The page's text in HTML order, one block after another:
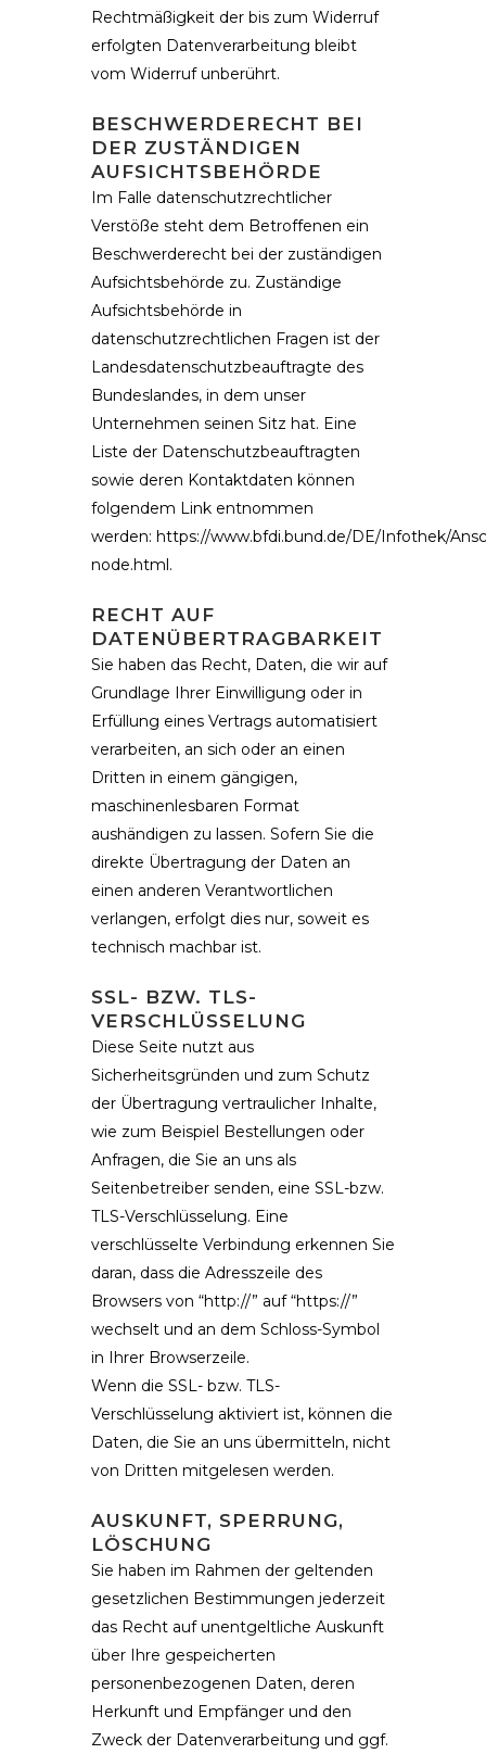
Rechtmäßigkeit der bis zum Widerruf
erfolgten Datenverarbeitung bleibt
vom Widerruf unberührt.
BESCHWERDERECHT BEI
DER ZUSTÄNDIGEN
AUFSICHTSBEHÖRDE
Im Falle datenschutzrechtlicher
Verstöße steht dem Betroffenen ein
Beschwerderecht bei der zuständigen
Aufsichtsbehörde zu. Zuständige
Aufsichtsbehörde in
datenschutzrechtlichen Fragen ist der
Landesdatenschutzbeauftragte des
Bundeslandes, in dem unser
Unternehmen seinen Sitz hat. Eine
Liste der Datenschutzbeauftragten
sowie deren Kontaktdaten können
folgendem Link entnommen
werden: https://www.bfdi.bund.de/DE/Infothek/
node.html.
RECHT AUF
DATENÜBERTRAGBARKEIT
Sie haben das Recht, Daten, die wir auf
Grundlage Ihrer Einwilligung oder in
Erfüllung eines Vertrags automatisiert
verarbeiten, an sich oder an einen
Dritten in einem gängigen,
maschinenlesbaren Format
aushändigen zu lassen. Sofern Sie die
direkte Übertragung der Daten an
einen anderen Verantwortlichen
verlangen, erfolgt dies nur, soweit es
technisch machbar ist.
SSL- BZW. TLS-
VERSCHLÜSSELUNG
Diese Seite nutzt aus
Sicherheitsgründen und zum Schutz
der Übertragung vertraulicher Inhalte,
wie zum Beispiel Bestellungen oder
Anfragen, die Sie an uns als
Seitenbetreiber senden, eine SSL-bzw.
TLS-Verschlüsselung. Eine
verschlüsselte Verbindung erkennen Sie
daran, dass die Adresszeile des
Browsers von “http://” auf “https://”
wechselt und an dem Schloss-Symbol
in Ihrer Browserzeile.
Wenn die SSL- bzw. TLS-
Verschlüsselung aktiviert ist, können die
Daten, die Sie an uns übermitteln, nicht
von Dritten mitgelesen werden.
AUSKUNFT, SPERRUNG,
LÖSCHUNG
Sie haben im Rahmen der geltenden
gesetzlichen Bestimmungen jederzeit
das Recht auf unentgeltliche Auskunft
über Ihre gespeicherten
personenbezogenen Daten, deren
Herkunft und Empfänger und den
Zweck der Datenverarbeitung und ggf.